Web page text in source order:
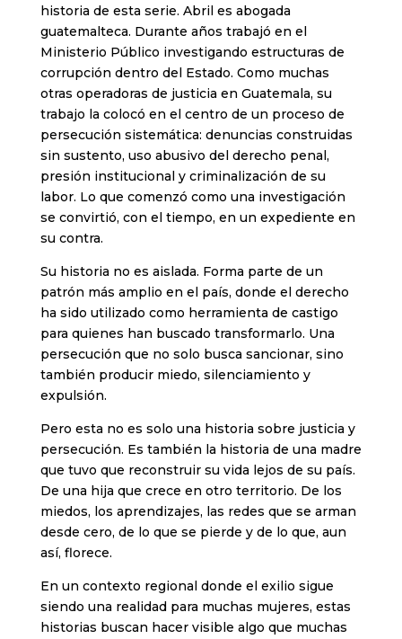
historia de esta serie. Abril es abogada
guatemalteca. Durante años trabajó en el
Ministerio Público investigando estructuras de
corrupción dentro del Estado. Como muchas
otras operadoras de justicia en Guatemala, su
trabajo la colocó en el centro de un proceso de
persecución sistemática: denuncias construidas
sin sustento, uso abusivo del derecho penal,
presión institucional y criminalización de su
labor. Lo que comenzó como una investigación
se convirtió, con el tiempo, en un expediente en
su contra.
Su historia no es aislada. Forma parte de un
patrón más amplio en el país, donde el derecho
ha sido utilizado como herramienta de castigo
para quienes han buscado transformarlo. Una
persecución que no solo busca sancionar, sino
también producir miedo, silenciamiento y
expulsión.
Pero esta no es solo una historia sobre justicia y
persecución. Es también la historia de una madre
que tuvo que reconstruir su vida lejos de su país.
De una hija que crece en otro territorio. De los
miedos, los aprendizajes, las redes que se arman
desde cero, de lo que se pierde y de lo que, aun
así, florece.
En un contexto regional donde el exilio sigue
siendo una realidad para muchas mujeres, estas
historias buscan hacer visible algo que muchas